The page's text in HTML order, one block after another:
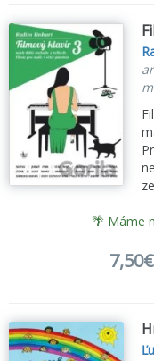
🌴 Máme
7,50€